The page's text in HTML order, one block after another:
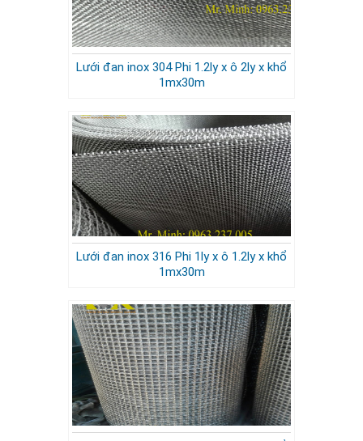
Lưới đan inox 304 Phi 1.2ly x ô 2ly x khổ
1mx30m
Lưới đan inox 316 Phi 1ly x ô 1.2ly x khổ
1mx30m